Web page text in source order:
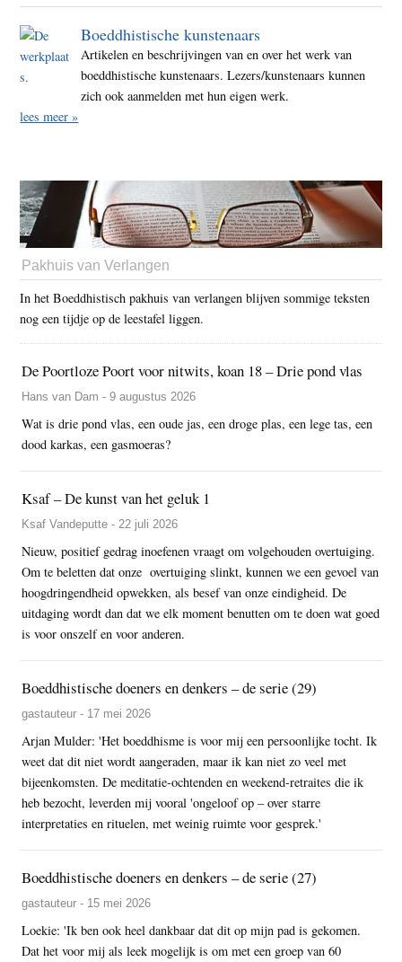
Boeddhistische kunstenaars
Artikelen en beschrijvingen van en over het werk van
boeddhistische kunstenaars. Lezers/kunstenaars kunnen
zich ook aanmelden met hun eigen werk.
lees meer »
Pakhuis van Verlangen
In het Boeddhistisch pakhuis van verlangen blijven sommige teksten
nog een tijdje op de leestafel liggen.
De Poortloze Poort voor nitwits, koan 18 – Drie pond vlas
Hans van Dam - 9 augustus 2026
Wat is drie pond vlas, een oude jas, een droge plas, een lege tas, een
dood karkas, een gasmoeras?
Ksaf – De kunst van het geluk 1
Ksaf Vandeputte - 22 juli 2026
Nieuw, positief gedrag inoefenen vraagt om volgehouden overtuiging.
Om te beletten dat onze overtuiging slinkt, kunnen we een gevoel van
hoogdringendheid opwekken, als besef van onze eindigheid. De
uitdaging wordt dan dat we elk moment benutten om te doen wat goed
is voor onszelf en voor anderen.
Boeddhistische doeners en denkers – de serie (29)
gastauteur - 17 mei 2026
Arjan Mulder: 'Het boeddhisme is voor mij een persoonlijke tocht. Ik
weet dat dit niet wordt aangeraden, maar ik kan niet zo veel met
bijeenkomsten. De meditatie-ochtenden en weekend-retraites die ik
heb bezocht, leverden mij vooral 'ongeloof op – over starre
interpretaties en rituelen, met weinig ruimte voor gesprek.'
Boeddhistische doeners en denkers – de serie (27)
gastauteur - 15 mei 2026
Loekie: 'Ik ben ook heel dankbaar dat dit op mijn pad is gekomen.
Dat het voor mij als leek mogelijk is om met een groep van 60